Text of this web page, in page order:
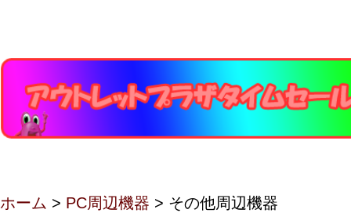
ホーム > PC周辺機器 > その他周辺機器